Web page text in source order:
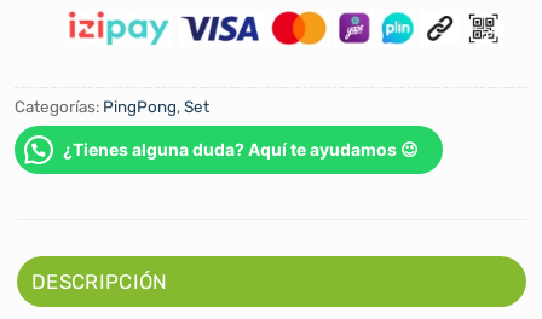
Categorías: PingPong,Set
¿Tienes alguna duda? Aquí te ayudamos 😉
DESCRIPCIÓN